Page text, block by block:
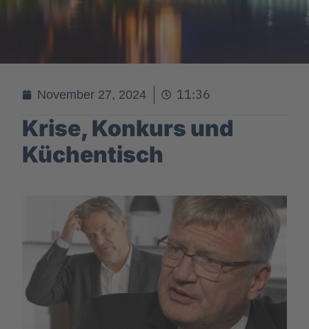
November 27, 2024 11:36
Krise, Konkurs und
Küchentisch